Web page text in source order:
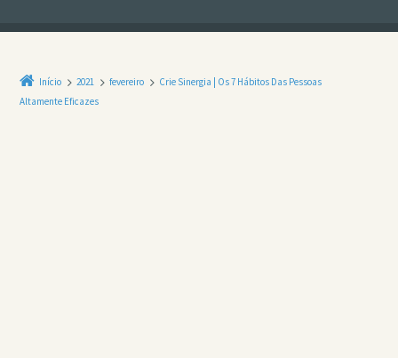
Início 2021 fevereiro
Crie Sinergia | Os 7 Hábitos Das Pessoas
Altamente Eficazes